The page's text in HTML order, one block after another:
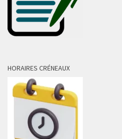
HORAIRES CRÉNEAUX